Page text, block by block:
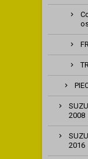
2008
2016